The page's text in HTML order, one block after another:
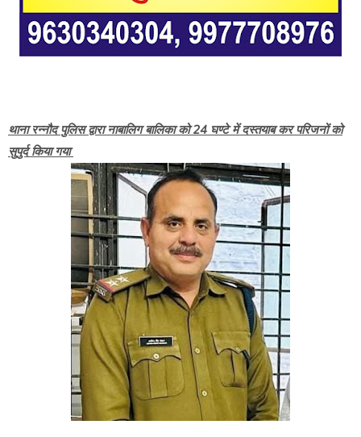
थाना रन्नौद पुलिस द्वारा नाबालिग बालिका को 24 घण्टे में दस्तयाब कर परिजनों को
सुपुर्द किया गया